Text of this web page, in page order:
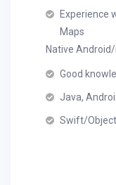
Experience
Maps
Native Android/
Good
Java,
Swift/